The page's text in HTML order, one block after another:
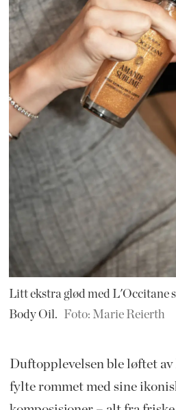
Litt ekstra glød med
Body Oil.
Foto: Marie Reierth
Duftopplevelsen ble løftet
fylte rommet med sine